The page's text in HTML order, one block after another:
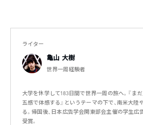
ライター
亀山 大樹
世界一周経験者
大学を休学して183日間で世界一周の旅へ。『ま
五感で体感する』というテーマの下で、南米大陸
る。帰国後、日本広告学会関東部会主催の学生広
受賞。